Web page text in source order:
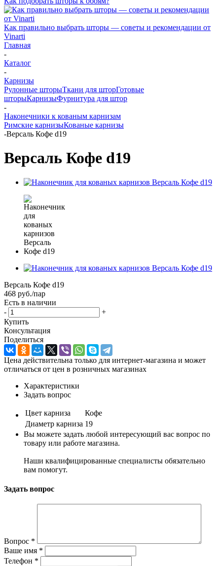
Как правильно выбрать шторы — советы и рекомендации от
Vinarti
Главная
-
Каталог
-
Карнизы
Рулонные шторыТкани для шторГотовые
шторыКарнизыФурнитура для штор
-
Наконечники к кованым карнизам
Римские карнизыКованые карнизы
-Версаль Кофе d19
Версаль Кофе d19
Версаль Кофе d19
468 руб./пар
Есть в наличии
-
+
Купить
Консультация
Поделиться
Цена действительна только для интернет-магазина и может
отличаться от цен в розничных магазинах
Характеристики
Задать вопрос
Цвет карниза
Кофе
Диаметр карниза 19
Вы можете задать любой интересующий вас вопрос по
товару или работе магазина.
Наши квалифицированные специалисты обязательно
вам помогут.
Задать вопрос
Вопрос *
Ваше имя *
Телефон *